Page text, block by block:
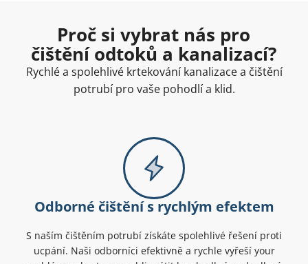
Proč si vybrat nás pro
čištění odtoků a kanalizací?
Rychlé a spolehlivé krtekování kanalizace a čištění
potrubí pro vaše pohodlí a klid.
Odborné čištění s rychlým efektem
S naším čištěním potrubí získáte spolehlivé řešení proti
ucpání. Naši odborníci efektivně a rychle vyřeší your